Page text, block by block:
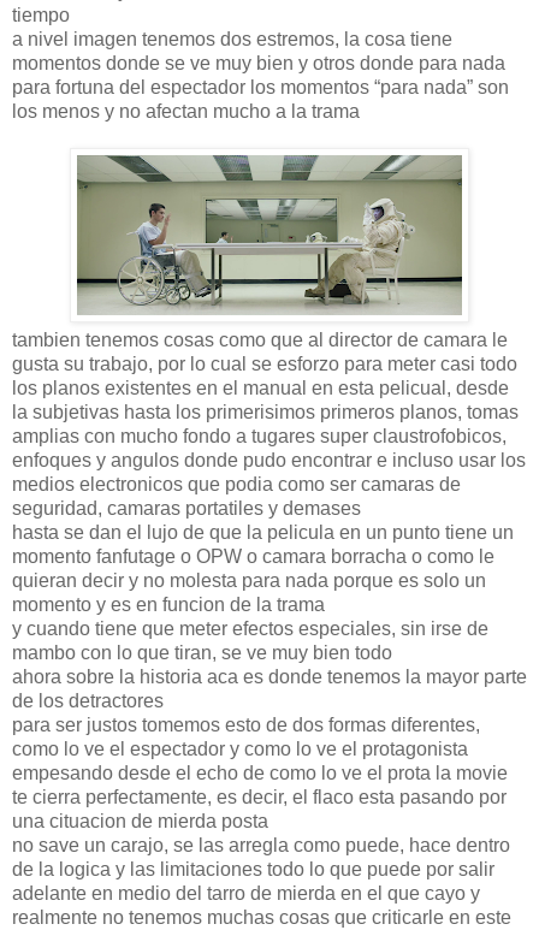
tiempo
a nivel imagen tenemos dos estremos, la cosa tiene
momentos donde se ve muy bien y otros donde para nada
para fortuna del espectador los momentos “para nada” son
los menos y no afectan mucho a la trama
tambien tenemos cosas como que al director de camara le
gusta su trabajo, por lo cual se esforzo para meter casi todo
los planos existentes en el manual en esta pelicual, desde
la subjetivas hasta los primerisimos primeros planos, tomas
amplias con mucho fondo a tugares super claustrofobicos,
enfoques y angulos donde pudo encontrar e incluso usar los
medios electronicos que podia como ser camaras de
seguridad, camaras portatiles y demases
hasta se dan el lujo de que la pelicula en un punto tiene un
momento fanfutage o OPW o camara borracha o como le
quieran decir y no molesta para nada porque es solo un
momento y es en funcion de la trama
y cuando tiene que meter efectos especiales, sin irse de
mambo con lo que tiran, se ve muy bien todo
ahora sobre la historia aca es donde tenemos la mayor parte
de los detractores
para ser justos tomemos esto de dos formas diferentes,
como lo ve el espectador y como lo ve el protagonista
empesando desde el echo de como lo ve el prota la movie
te cierra perfectamente, es decir, el flaco esta pasando por
una cituacion de mierda posta
no save un carajo, se las arregla como puede, hace dentro
de la logica y las limitaciones todo lo que puede por salir
adelante en medio del tarro de mierda en el que cayo y
realmente no tenemos muchas cosas que criticarle en este